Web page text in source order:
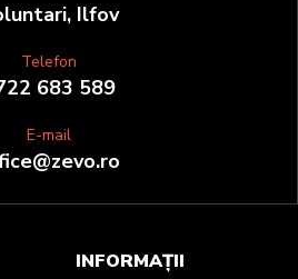
Ilfov
Telefon
683 589
E-mail
INFORMAȚII